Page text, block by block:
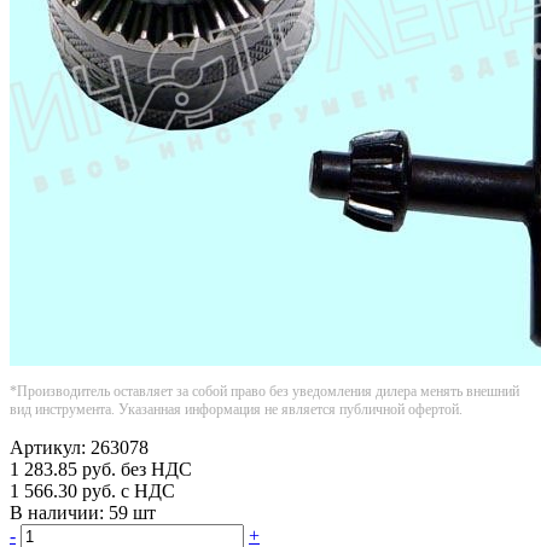
*Производитель оставляет за собой право без уведомления дилера менять внешний
вид инструмента. Указанная информация не является публичной офертой.
Артикул: 263078
1 283.85 руб. без НДС
1 566.30 руб. с НДС
В наличии: 59 шт
-
+